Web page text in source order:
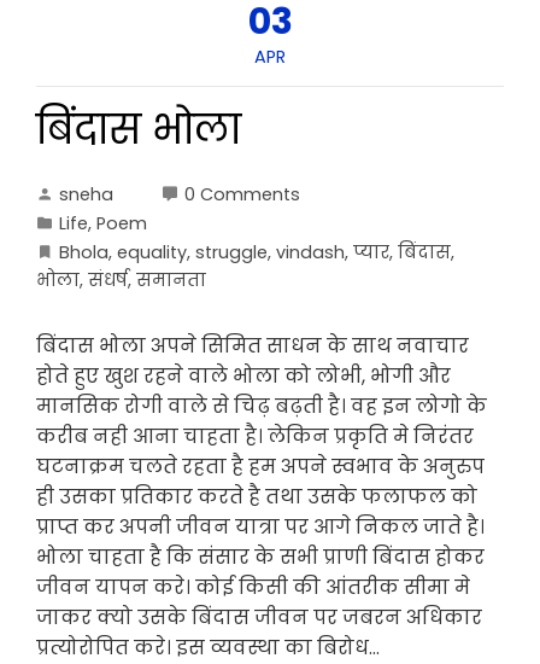
03
APR
बिंदास भोला
sneha
0 Comments
Life, Poem
Bhola, equality, struggle, vindash, प्यार, बिंदास,
भोला, संधर्ष, समानता
बिंदास भोला अपने सिमित साधन के साथ नवाचार
होते हुए खुश रहने वाले भोला को लोभी, भोगी और
मानसिक रोगी वाले से चिढ़ बढ़ती है। वह इन लोगो के
करीब नही आना चाहता है। लेकिन प्रकृति मे निरंतर
घटनाक्रम चलते रहता है हम अपने स्वभाव के अनुरुप
ही उसका प्रतिकार करते है तथा उसके फलाफल को
प्राप्त कर अपनी जीवन यात्रा पर आगे निकल जाते है।
भोला चाहता है कि संसार के सभी प्राणी बिंदास होकर
जीवन यापन करे। कोई किसी की आंतरीक सीमा मे
जाकर क्यो उसके बिंदास जीवन पर जबरन अधिकार
प्रत्योरोपित करे। इस व्यवस्था का बिरोध…